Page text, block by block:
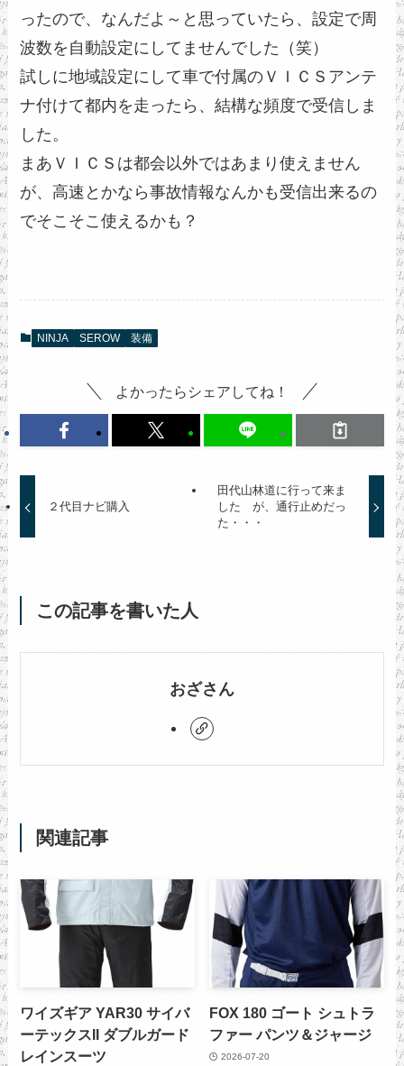
ったので、なんだよ～と思っていたら、設定で周
波数を自動設定にしてませんでした（笑）
試しに地域設定にして車で付属のＶＩＣＳアンテ
ナ付けて都内を走ったら、結構な頻度で受信しま
した。
まあＶＩＣＳは都会以外ではあまり使えません
が、高速とかなら事故情報なんかも受信出来るの
でそこそこ使えるかも？
NINJA SEROW 装備
よかったらシェアしてね！
２代目ナビ購入
田代山林道に行って来ま
した が、通行止めだっ
た・・・
この記事を書いた人
おざさん
関連記事
ワイズギア YAR30 サイバ
ーテックスII ダブルガード
レインスーツ
FOX 180 ゴート シュトラ
ファー パンツ＆ジャージ
2026-07-20